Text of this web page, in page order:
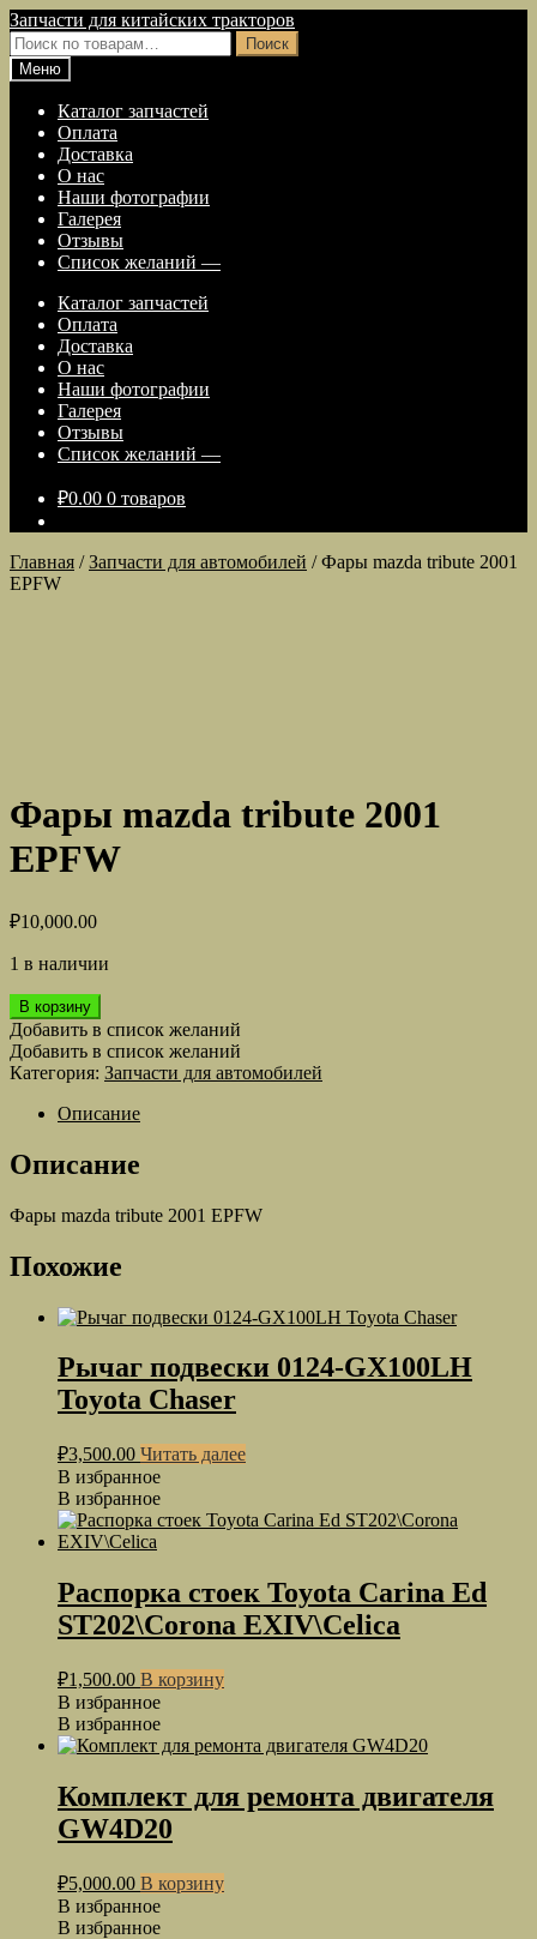
Перейти
к
навигации
Перейти
к
содержимому
Запчасти для китайских тракторов
Искать:
Поиск
Меню
Каталог запчастей
Оплата
Доставка
О нас
Наши фотографии
Галерея
Отзывы
Список желаний —
Каталог запчастей
Оплата
Доставка
О нас
Наши фотографии
Галерея
Отзывы
Список желаний —
₽0.00 0 товаров
Главная /Запчасти для автомобилей /Фары mazda tribute 2001
EPFW
Фары mazda tribute 2001
EPFW
₽10,000.00
1 в наличии
Количество
товара
Фары
mazda
2001
В корзину
Добавить в список желаний
Добавить в список желаний
Категория: Запчасти для автомобилей
Описание
Описание
Фары mazda tribute 2001 EPFW
Похожие
Рычаг подвески 0124-GX100LH
Toyota Chaser
₽3,500.00 Читать далее
В избранное
В избранное
Распорка стоек Toyota Carina Ed
ST202\Corona EXIV\Celica
₽1,500.00 В корзину
В избранное
В избранное
Комплект для ремонта двигателя
GW4D20
₽5,000.00 В корзину
В избранное
В избранное